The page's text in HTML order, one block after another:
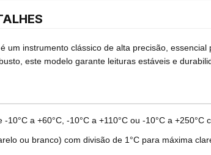
um instrumento clássico de alta precisão,
este modelo garante leituras estáveis e
a +60°C, -10°C a +110°C ou -10°C a +250°C
ou branco) com divisão de 1°C para máxima